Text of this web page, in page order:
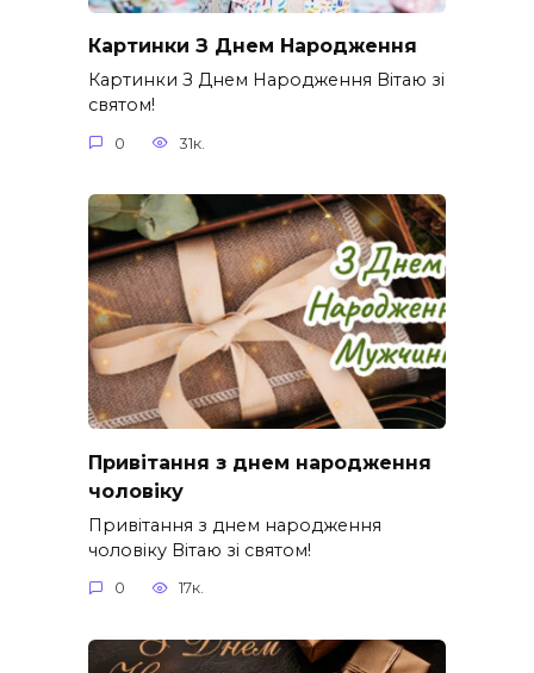
Картинки З Днем Народження
Картинки З Днем Народження Вітаю зі
святом!
0 31к.
Привітання з днем народження
чоловіку
Привітання з днем народження
чоловіку Вітаю зі святом!
0 17к.